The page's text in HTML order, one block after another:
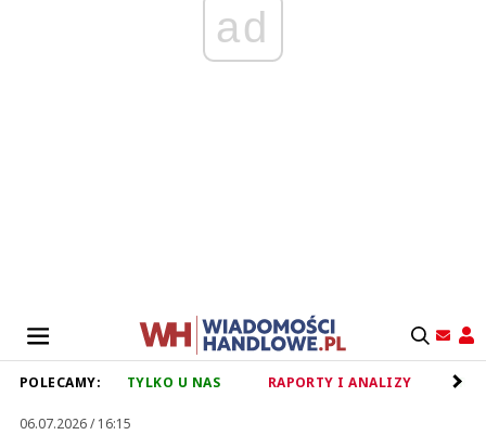
ad
POLECAMY: TYLKO U NAS RAPORTY I ANALIZY
06.07.2026 / 16:15